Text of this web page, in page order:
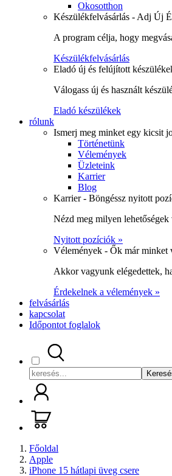
Okosotthon
Készülékfelvásárlás - Adj Új
A program célja, hogy
Készülékfelvásárlás
Eladó új és felújított
Válogass új és használt
Eladó készülékek
rólunk
Ismerj meg minket egy kicsit
Történetünk
Vélemények
Üzleteink
Karrier
Blog
Karrier - Böngéssz nyitott
Nézd meg milyen
Nyitott pozíciók »
Vélemények - Ők már minket
Akkor vagyunk elégedettek,
Érdekelnek a vélemények »
felvásárlás
kapcsolat
Időpontot foglalok
Főoldal
Apple
iPhone 15 hátlapi üveg csere